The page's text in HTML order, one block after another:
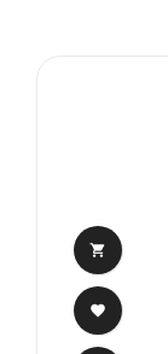

